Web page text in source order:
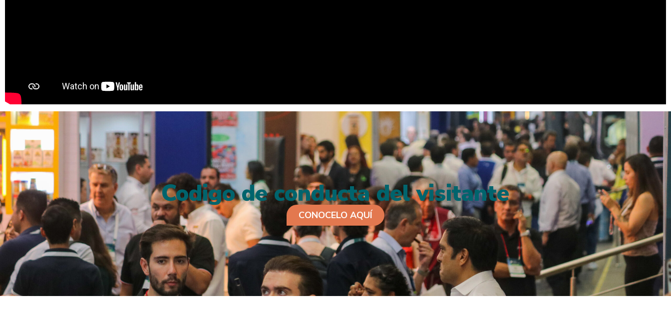
Codigo de conducta del visitante
CONOCELO AQUÍ